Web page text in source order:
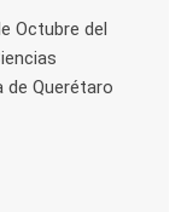
Octubre del
de Querétaro